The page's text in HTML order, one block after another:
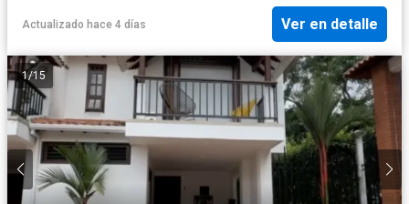
Actualizado hace 4 días Ver en detalle
1/15